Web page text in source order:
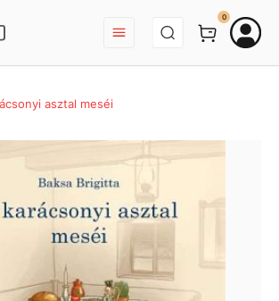
BEJELENTKEZÉS
0
asztal meséi